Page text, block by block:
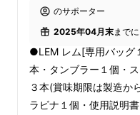
抹茶を点てる
湯気、抹茶の
子、お湯の温
のサポーター
2025年04月末まで
●LEM レム[専用バッグ
本・タンブラー１個・
３本(賞味期限は製造か
ラビナ１個・使用説明